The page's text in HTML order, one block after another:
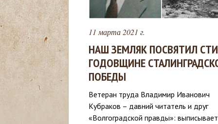
11 марта 2021 г.
НАШ ЗЕМЛЯК ПОСВЯТИЛ
ГОДОВЩИНЕ
ПОБЕДЫ
Ветеран труда Владимир Иванович
Кубраков – давний читатель и друг
«Волгоградской правды»: выписывает